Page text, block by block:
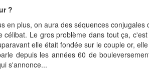
?
en plus, on aura des séquences conjugales
Le gros problème dans tout ça,
elle était fondée sur le couple or,
depuis les années 60 de
s'annonce...